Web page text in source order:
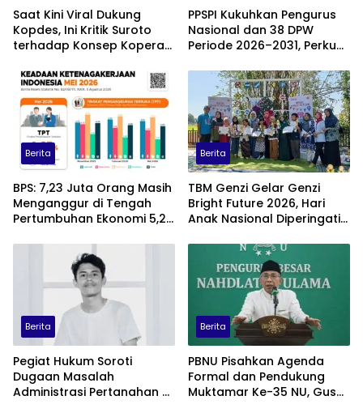
Saat Kini Viral Dukung
Kopdes, Ini Kritik Suroto
terhadap Konsep Koperasi
PPSPI Kukuhkan Pengurus
Nasional dan 38 DPW
Periode 2026–2031, Perkuat
Publik
Berita
BPS: 7,23 Juta Orang Masih
Menganggur di Tengah
Pertumbuhan Ekonomi 5,29
Berita
TBM Genzi Gelar Genzi
Bright Future 2026, Hari
Anak Nasional Diperingati
Tembang Dolanan
Berita
Pegiat Hukum Soroti
Dugaan Masalah
Administrasi Pertanahan di
Berita
PBNU Pisahkan Agenda
Formal dan Pendukung
Muktamar Ke-35 NU, Gus